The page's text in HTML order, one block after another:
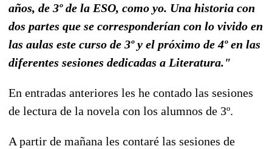
años, de 3º de la ESO, como yo. Una historia con
dos partes que se corresponderían con lo vivido en
las aulas este curso de 3º y el próximo de 4º en las
diferentes sesiones dedicadas a Literatura."
En entradas anteriores les he contado las sesiones
de lectura de la novela con los alumnos de 3º.
A partir de mañana les contaré las sesiones de